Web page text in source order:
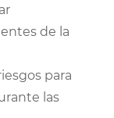
de la
para
las